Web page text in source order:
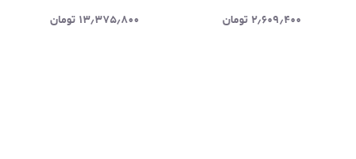
۲٫۶۰۹٫۴۰۰ تومان ۱۳٫۳۷۵٫۸۰۰ تومان